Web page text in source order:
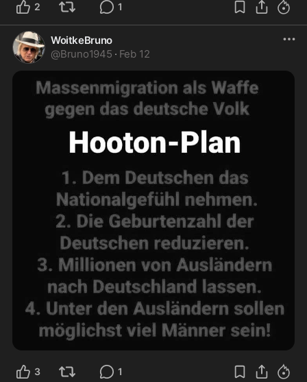
2 1
WoitkeBruno
@Bruno1945 · Feb 12
3 1